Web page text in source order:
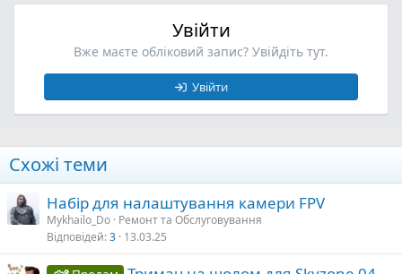
Увійти
Вже маєте обліковий запис? Увійдіть тут.
Увійти
Схожі теми
Набір для налаштування камери FPV
Mykhailo_Do Ремонт та Обслуговування
Відповідей 3 13.03.25